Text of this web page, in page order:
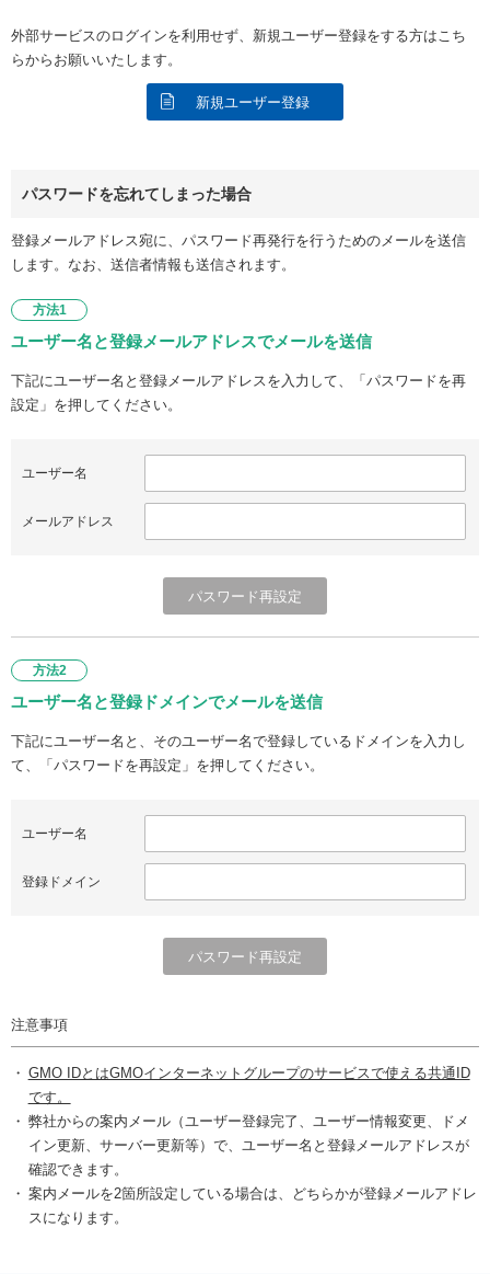
外部サービスのログインを利用せず、新規ユーザー登録をする方はこち
らからお願いいたします。
新規ユーザー登録
パスワードを忘れてしまった場合
登録メールアドレス宛に、パスワード再発行を行うためのメールを送信
します。なお、送信者情報も送信されます。
方法1
ユーザー名と登録メールアドレスでメールを送信
下記にユーザー名と登録メールアドレスを入力して、「パスワードを再
設定」を押してください。
ユーザー名
メールアドレス
方法2
ユーザー名と登録ドメインでメールを送信
下記にユーザー名と、そのユーザー名で登録しているドメインを入力し
て、「パスワードを再設定」を押してください。
ユーザー名
登録ドメイン
注意事項
GMO IDとはGMOインターネットグループのサービスで使える共通ID
です。
弊社からの案内メール（ユーザー登録完了、ユーザー情報変更、ドメ
イン更新、サーバー更新等）で、ユーザー名と登録メールアドレスが
確認できます。
案内メールを2箇所設定している場合は、どちらかが登録メールアドレ
スになります。